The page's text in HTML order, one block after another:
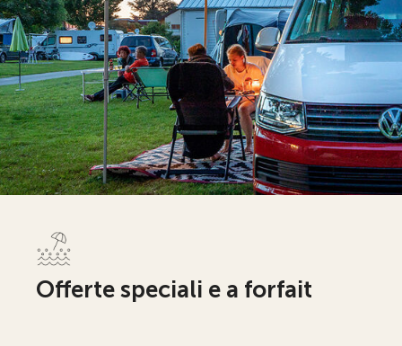
Offerte speciali e a forfait